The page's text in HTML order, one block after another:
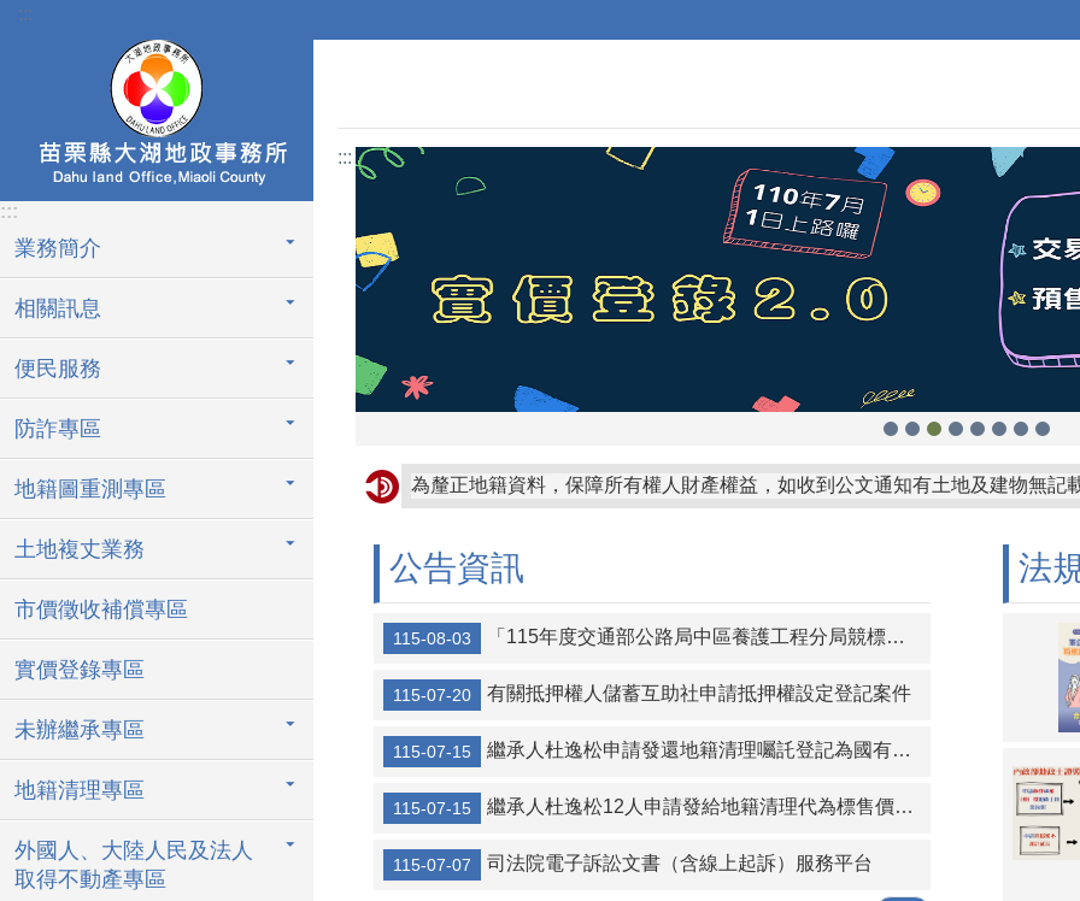
跳到主要內容區塊
:::
:::
業務簡介
相關訊息
便民服務
防詐專區
地籍圖重測專區
土地複丈業務
市價徵收補償專區
實價登錄專區
未辦繼承專區
地籍清理專區
外國人、大陸人民及法人
取得不動產專區
:::
公民投票是直接民主的表現，行政中立，全民得益。考試院公務人員保障暨培
房地合一2.0自110年7月1日開始實施。更多有關房地合一課徵所得稅規定歡
公告資訊
115-08-03 「115年度交通部公路局中區養護工程分局競標購買經管省道私有既成道路土地」第2次招標公告
115-07-20 有關抵押權人儲蓄互助社申請抵押權設定登記案件
115-07-15 繼承人杜逸松申請發還地籍清理囑託登記為國有土地，經審查無誤之公告及清冊
115-07-15 繼承人杜逸松12人申請發給地籍清理代為標售價金徵詢異議之公告及清冊
115-07-07 司法院電子訴訟文書（含線上起訴）服務平台
法